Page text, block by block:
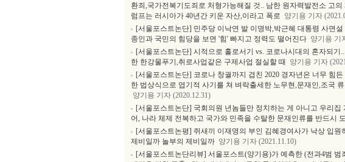
환죄,국가전복기도죄로 처형가능해질 것.. 남한 원자력발전소 고
럼프는 러시아가 40년간 키운 자산,이라고 폭로 양기용 기자
[서울포스트논단] 민주당 이낙연 발 이명박,박근혜 대통령 사면
종인과 국민의 힘당을 보면 '힘' 빠지고 정력도 떨어진다 양기용 기
[서울포스트논단] 시적으로 홀로서기 vs. 코로나시대의 혼자되
한 한강물푸기,취로사업같은 구제사업 절실할 때
양기용 기자
[서울포스트논단] 코로나 창궐까지 겹친 2020 경자년은 너무 힘
한 법상식으로 엽기적 사기를 쳐 벼락출세한 노무현,문재인,조국
양기용 기자 (2020.12.31)
[서울포스트논단] 국회의원 년놈들만 정치하는 게 아니고 우리
어, 나라 체제 전복하고 국가와 민족을 수탈한 문재인류를 반드시
[서울포스트논평] 쥐새끼 이재명의 부인 김혜경여사가 낙상 입
제비일까 놀부의 제비일까 양기용 기자 (2021.11.10)
[서울포스트논단리뷰] 서울포스트(양기용)가 예측한 (전과4범